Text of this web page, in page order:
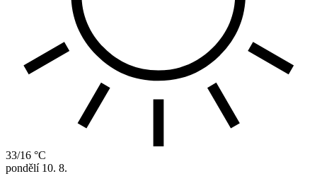
33/16 °C
pondělí 10. 8.